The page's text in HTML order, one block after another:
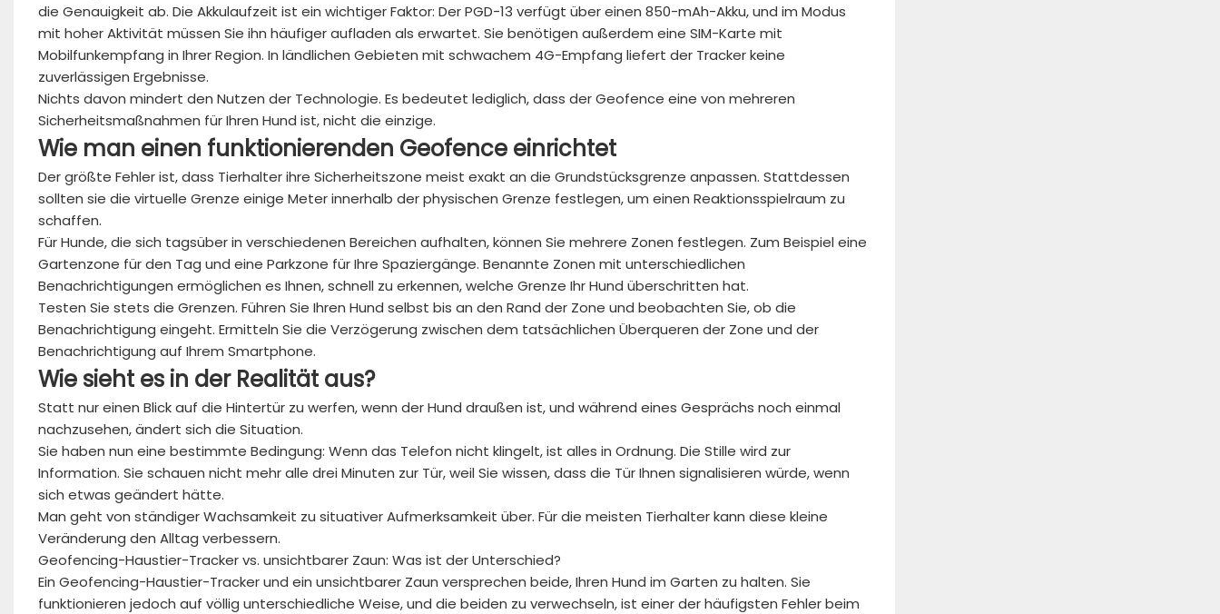
die Genauigkeit ab. Die Akkulaufzeit ist ein wichtiger Faktor: Der PGD-13 verfügt über einen 850-mAh-Akku, und im Modus
mit hoher Aktivität müssen Sie ihn häufiger aufladen als erwartet. Sie benötigen außerdem eine SIM-Karte mit
Mobilfunkempfang in Ihrer Region. In ländlichen Gebieten mit schwachem 4G-Empfang liefert der Tracker keine
zuverlässigen Ergebnisse.
Nichts davon mindert den Nutzen der Technologie. Es bedeutet lediglich, dass der Geofence eine von mehreren
Sicherheitsmaßnahmen für Ihren Hund ist, nicht die einzige.
Wie man einen funktionierenden Geofence einrichtet
Der größte Fehler ist, dass Tierhalter ihre Sicherheitszone meist exakt an die Grundstücksgrenze anpassen. Stattdessen
sollten sie die virtuelle Grenze einige Meter innerhalb der physischen Grenze festlegen, um einen Reaktionsspielraum zu
schaffen.
Für Hunde, die sich tagsüber in verschiedenen Bereichen aufhalten, können Sie mehrere Zonen festlegen. Zum Beispiel eine
Gartenzone für den Tag und eine Parkzone für Ihre Spaziergänge. Benannte Zonen mit unterschiedlichen
Benachrichtigungen ermöglichen es Ihnen, schnell zu erkennen, welche Grenze Ihr Hund überschritten hat.
Testen Sie stets die Grenzen. Führen Sie Ihren Hund selbst bis an den Rand der Zone und beobachten Sie, ob die
Benachrichtigung eingeht. Ermitteln Sie die Verzögerung zwischen dem tatsächlichen Überqueren der Zone und der
Benachrichtigung auf Ihrem Smartphone.
Wie sieht es in der Realität aus?
Statt nur einen Blick auf die Hintertür zu werfen, wenn der Hund draußen ist, und während eines Gesprächs noch einmal
nachzusehen, ändert sich die Situation.
Sie haben nun eine bestimmte Bedingung: Wenn das Telefon nicht klingelt, ist alles in Ordnung. Die Stille wird zur
Information. Sie schauen nicht mehr alle drei Minuten zur Tür, weil Sie wissen, dass die Tür Ihnen signalisieren würde, wenn
sich etwas geändert hätte.
Man geht von ständiger Wachsamkeit zu situativer Aufmerksamkeit über. Für die meisten Tierhalter kann diese kleine
Veränderung den Alltag verbessern.
Geofencing-Haustier-Tracker vs. unsichtbarer Zaun: Was ist der Unterschied?
Ein Geofencing-Haustier-Tracker und ein unsichtbarer Zaun versprechen beide, Ihren Hund im Garten zu halten. Sie
funktionieren jedoch auf völlig unterschiedliche Weise, und die beiden zu verwechseln, ist einer der häufigsten Fehler beim